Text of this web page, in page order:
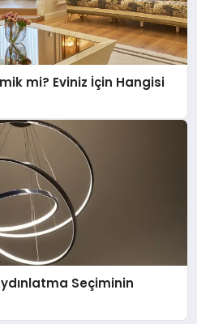
mi? Eviniz İçin Hangisi
Seçiminin